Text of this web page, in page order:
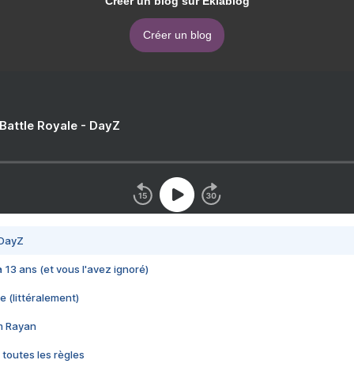
Créer un blog
Royale - DayZ
13 ans (et vous l'avez ignoré)
(littéralement)
Rayan
toutes les règles